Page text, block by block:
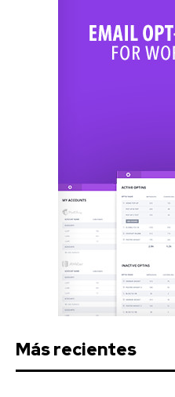
Más recientes